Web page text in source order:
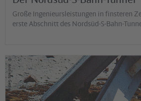
Große Ingenieursleistungen in finsteren
erste Abschnitt des Nordsüd-S-Bahn-
©
Andreas Gedin